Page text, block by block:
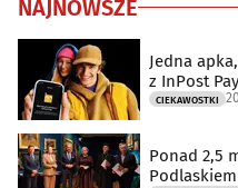
NAJNOWSZE
Jedna
z InPost Pay
CIEKAWOSTKI
Ponad 2,5
Podlaskiem